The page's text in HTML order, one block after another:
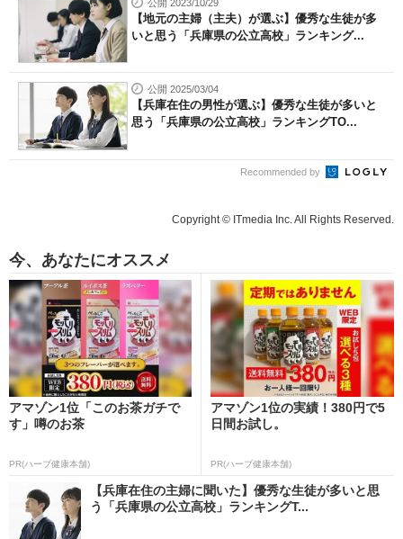
公開 2023/10/29
【地元の主婦（主夫）が選ぶ】優秀な生徒が多
いと思う「兵庫県の公立高校」ランキング...
公開 2025/03/04
【兵庫在住の男性が選ぶ】優秀な生徒が多いと
思う「兵庫県の公立高校」ランキングTO...
Recommended by
Copyright © ITmedia Inc. All Rights Reserved.
今、あなたにオススメ
アマゾン1位「このお茶ガチで
す」噂のお茶
PR(ハーブ健康本舗)
アマゾン1位の実績！380円で5
日間お試し。
PR(ハーブ健康本舗)
【兵庫在住の主婦に聞いた】優秀な生徒が多いと思
う「兵庫県の公立高校」ランキングT...